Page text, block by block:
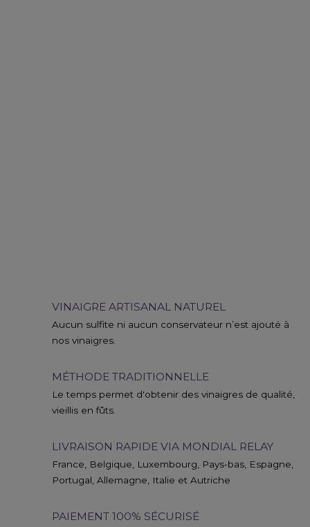
VINAIGRE ARTISANAL NATUREL
Aucun sulfite ni aucun conservateur n’est ajouté à
nos vinaigres.
MÉTHODE TRADITIONNELLE
Le temps permet d'obtenir des vinaigres de qualité,
vieillis en fûts.
LIVRAISON RAPIDE VIA MONDIAL RELAY
France, Belgique, Luxembourg, Pays-bas, Espagne,
Portugal, Allemagne, Italie et Autriche
PAIEMENT 100% SÉCURISÉ